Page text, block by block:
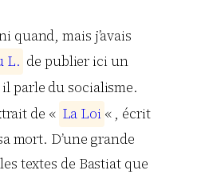
quand, mais j’avais
L. de publier ici un
parle du socialisme.
de « La Loi « , écrit
mort. D’une grande
textes de Bastiat que